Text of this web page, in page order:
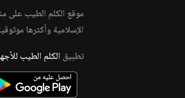
موقع الكلم الطيب على
الإسلامية وأكثرها
تطبيقالكلم الطيب